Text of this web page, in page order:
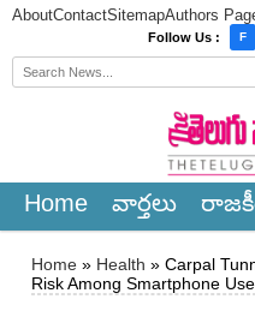
AboutContactSitemapAuthors
Follow Us : F
Home వార్త‌లు
Home » Health » Carpal
Risk Among Smartphone